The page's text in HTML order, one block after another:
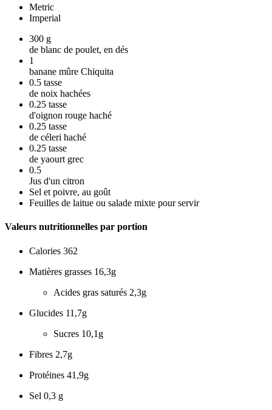
Metric
Imperial
300 g
de blanc de poulet, en dés
1
banane mûre Chiquita
0.5 tasse
de noix hachées
0.25 tasse
d'oignon rouge haché
0.25 tasse
de céleri haché
0.25 tasse
de yaourt grec
0.5
Jus d'un citron
Sel et poivre, au goût
Feuilles de laitue ou salade mixte pour servir
Valeurs nutritionnelles par portion
Calories 362
Matières grasses 16,3g
Acides gras saturés 2,3g
Glucides 11,7g
Sucres 10,1g
Fibres 2,7g
Protéines 41,9g
Sel 0,3 g